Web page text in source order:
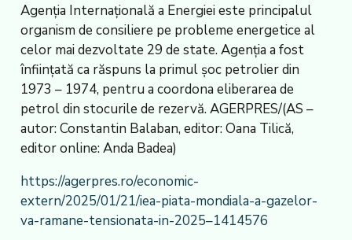
Agenția Internațională a Energiei este principalul
organism de consiliere pe probleme energetice al
celor mai dezvoltate 29 de state. Agenția a fost
înființată ca răspuns la primul șoc petrolier din
1973 – 1974, pentru a coordona eliberarea de
petrol din stocurile de rezervă. AGERPRES/(AS –
autor: Constantin Balaban, editor: Oana Tilică,
editor online: Anda Badea)
https://agerpres.ro/economic-
extern/2025/01/21/iea-piata-mondiala-a-gazelor-
va-ramane-tensionata-in-2025–1414576